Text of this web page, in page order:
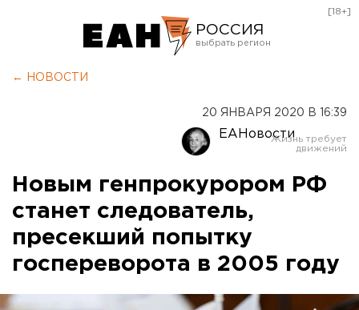
РОССИЯ
Оренбург
[18+]
← НОВОСТИ
20 ЯНВАРЯ 2020 В 16:39
ЕАНовости
Новым генпрокурором РФ
станет следователь,
пресекший попытку
госпереворота в 2005 году